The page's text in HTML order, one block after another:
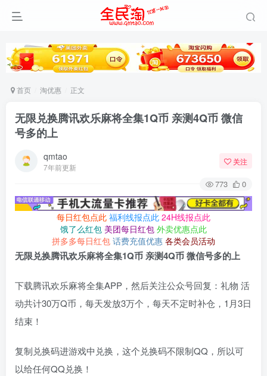
首页 淘优惠 正文
无限兑换腾讯欢乐麻将全集1Q币 亲测4Q币 微信
号多的上
qmtao
7年前更新
关注
773 0
每日红包点此 福利线报点此 24H线报点此
饿了么红包 美团每日红包 外卖优惠点此
拼多多每日红包 话费充值优惠 各类会员活动
无限兑换腾讯欢乐麻将全集1Q币 亲测4Q币 微信号多的上
下载腾讯欢乐麻将全集APP，然后关注公众号回复：礼物 活
动共计30万Q币，每天发放3万个，每天不定时补仓，1月3日
结束！
复制兑换码进游戏中兑换，这个兑换码不限制QQ，所以可
以给任何QQ兑换！